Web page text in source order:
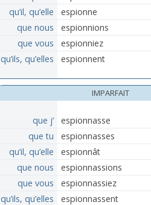
qu’il, qu’elle
espionne
que nous
espionnions
que vous
espionniez
qu’ils, qu’elles
espionnent
IMPARFAIT
que j’
espionnasse
que tu
espionnasses
qu’il, qu’elle
espionnât
que nous
espionnassions
que vous
espionnassiez
qu’ils, qu’elles
espionnassent